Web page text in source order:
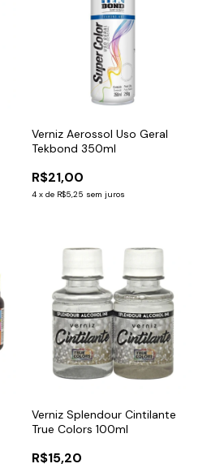
Verniz Aerossol Uso Geral
Tekbond 350ml
R$21,00
4 x de R$5,25 sem juros
Verniz Splendour Cintilante
True Colors 100ml
R$15,20